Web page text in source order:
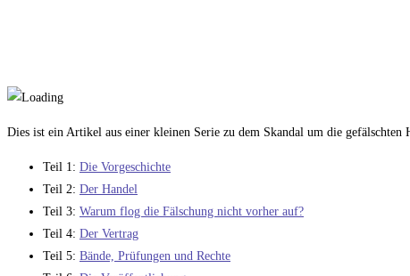
Dies ist ein Artikel aus einer kleinen Serie zu dem Skandal um die gefälschten
Teil 1: Die Vorgeschichte
Teil 2: Der Handel
Teil 3: Warum flog die Fälschung nicht vorher auf?
Teil 4: Der Vertrag
Teil 5: Bände, Prüfungen und Rechte